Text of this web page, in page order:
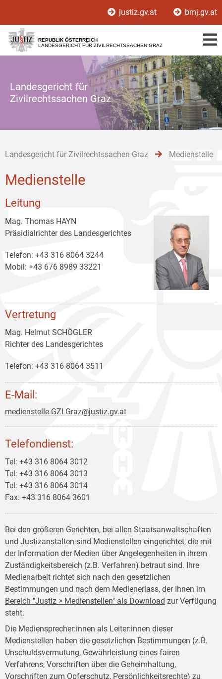
[1]
[2]
[3]
justiz.gv.at bmj.gv.at
REPUBLIK ÖSTERREICH
LANDESGERICHT FÜR ZIVILRECHTSSACHEN GRAZ
Landesgericht für
Zivilrechtssachen Graz
Landesgericht für Zivilrechtssachen Graz Medienstelle
Medienstelle
Leitung
Mag. Thomas HAYN
Präsidialrichter des Landesgerichtes
Telefon: +43 316 8064 3244
Mobil: +43 676 8989 33221
Vertretung
Mag. Helmut SCHÖGLER
Richter des Landesgerichtes
Telefon: +43 316 8064 3511
E-Mail:
medienstelle.GZLGraz@justiz.gv.at
Telefondienst:
Tel: +43 316 8064 3012
Tel: +43 316 8064 3013
Tel: +43 316 8064 3014
Fax: +43 316 8064 3601
Bei den größeren Gerichten, bei allen Staatsanwaltschaften
und Justizanstalten sind Medienstellen eingerichtet, die mit
der Information der Medien über Angelegenheiten in ihrem
Zuständigkeitsbereich (z.B. Verfahren) betraut sind. Ihre
Medienarbeit richtet sich nach den gesetzlichen
Bestimmungen und nach dem Medienerlass, der Ihnen im
Bereich "Justiz > Medienstellen" als Download zur Verfügung
steht.
Die Mediensprecher:innen als Leiter:innen dieser
Medienstellen haben die gesetzlichen Bestimmungen (z.B.
Unschuldsvermutung, Gewährleistung eines fairen
Verfahrens, Vorschriften über die Geheimhaltung,
Vorschriften zum Opferschutz, Persönlichkeitsrechte) zu